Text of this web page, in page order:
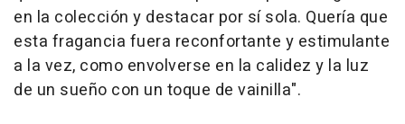
en la colección y destacar por sí sola. Quería que
esta fragancia fuera reconfortante y estimulante
a la vez, como envolverse en la calidez y la luz
de un sueño con un toque de vainilla".